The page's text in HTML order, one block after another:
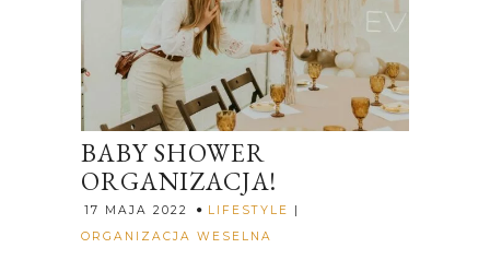
BABY SHOWER
ORGANIZACJA!
17 MAJA 2022 LIFESTYLE
|
ORGANIZACJA WESELNA